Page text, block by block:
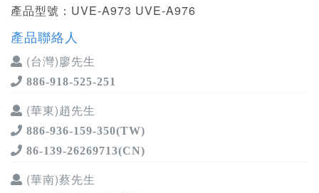
產品型號：UVE-A973 UVE-A976
產品聯絡人
(台灣)廖先生
886-918-525-251
(華東)趙先生
886-936-159-350(TW)
86-139-26269713(CN)
(華南)蔡先生